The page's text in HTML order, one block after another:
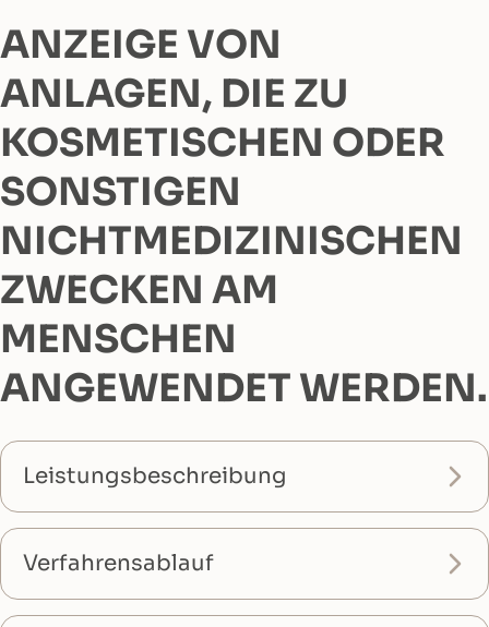
ANZEIGE VON
ANLAGEN, DIE ZU
KOSMETISCHEN ODER
SONSTIGEN
NICHTMEDIZINISCHEN
ZWECKEN AM
MENSCHEN
ANGEWENDET WERDEN.
Leistungsbeschreibung
Verfahrensablauf